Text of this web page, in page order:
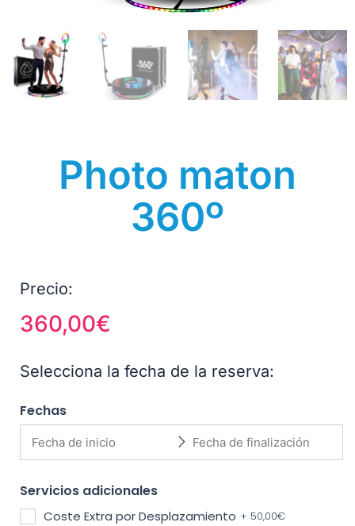
Photo maton
360º
Precio:
360,00€
Selecciona la fecha de la reserva:
Fechas
Servicios adicionales
Coste Extra por Desplazamiento + 50,00€